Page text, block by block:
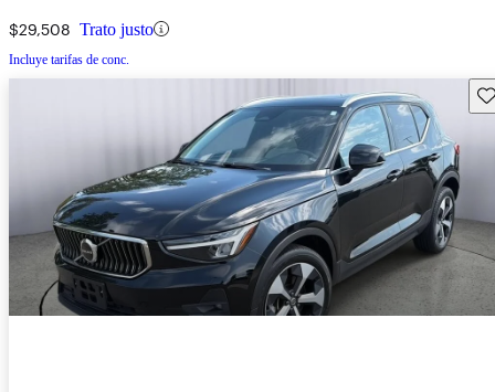
$29,508 Trato justo
Incluye tarifas de conc.